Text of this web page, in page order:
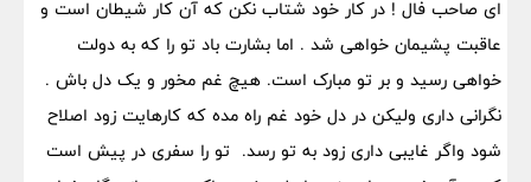
ای صاحب فال ! در کار خود شتاب نکن که آن کار شیطان است و
عاقبت پشیمان خواهی شد . اما بشارت باد تو را که به دولت
خواهی رسید و بر تو مبارک است. هیچ غم مخور و یک دل باش .
نگرانی داری ولیکن در دل خود غم راه مده که کارهایت زود اصلاح
شود واگر غایبی داری زود به تو رسد. تو را سفری در پیش است